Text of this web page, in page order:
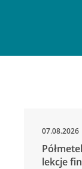
07.08.2026
lekcje